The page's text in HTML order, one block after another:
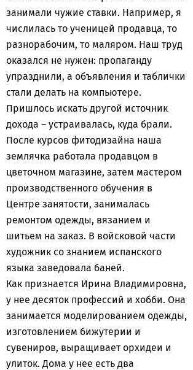
занимали чужие ставки. Например, я
числилась то ученицей продавца, то
разнорабочим, то маляром. Наш труд
оказался не нужен: пропаганду
упразднили, а объявления и таблички
стали делать на компьютере.
Пришлось искать другой источник
дохода – устраивалась, куда брали.
После курсов фитодизайна наша
землячка работала продавцом в
цветочном магазине, затем мастером
производственного обучения в
Центре занятости, занималась
ремонтом одежды, вязанием и
шитьем на заказ. В войсковой части
художник со знанием испанского
языка заведовала баней.
Как признается Ирина Владимировна,
у нее десяток профессий и хобби. Она
занимается моделированием одежды,
изготовлением бижутерии и
сувениров, выращивает орхидеи и
улиток. Дома у нее есть два